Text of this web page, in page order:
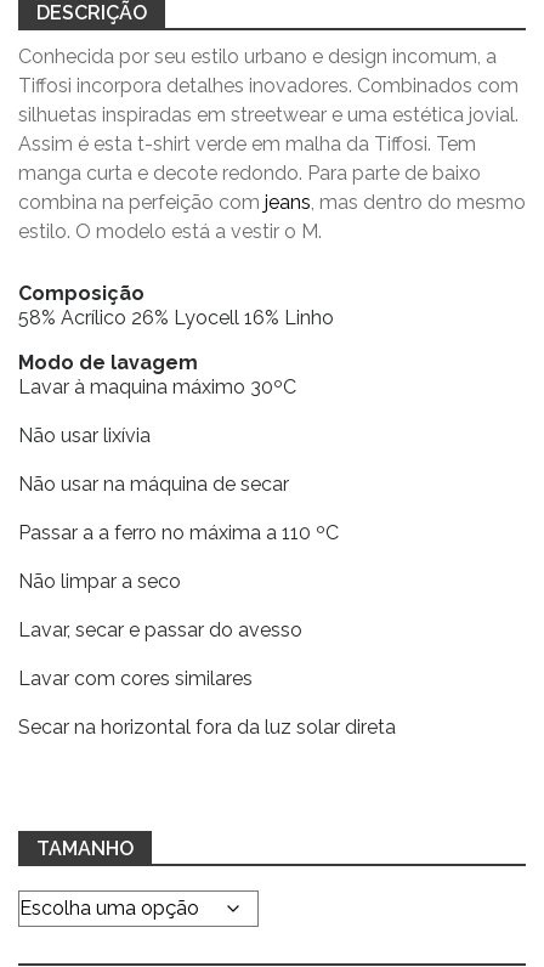
DESCRIÇÃO
Conhecida por seu estilo urbano e design incomum, a
Tiffosi incorpora detalhes inovadores. Combinados com
silhuetas inspiradas em streetwear e uma estética jovial.
Assim é esta t-shirt verde em malha da Tiffosi. Tem
manga curta e decote redondo. Para parte de baixo
combina na perfeição com jeans, mas dentro do mesmo
estilo. O modelo está a vestir o M.
Composição
58% Acrílico 26% Lyocell 16% Linho
Modo de lavagem
Lavar à maquina máximo 30ºC
Não usar lixívia
Não usar na máquina de secar
Passar a a ferro no máxima a 110 ºC
Não limpar a seco
Lavar, secar e passar do avesso
Lavar com cores similares
Secar na horizontal fora da luz solar direta
TAMANHO